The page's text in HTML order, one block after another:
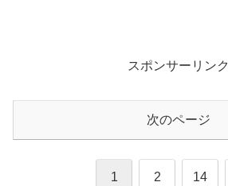
スポンサーリンク
次のページ
1 2 14